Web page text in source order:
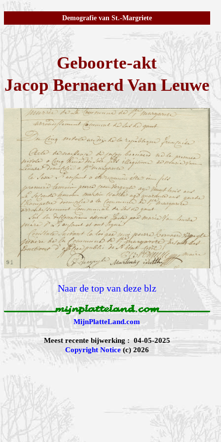
Demografie van St.-Margriete
Geboorte-akt
Jacop Bernaerd Van Leuwe
Naar de top van deze blz
MijnPlatteLand.com
Meest recente bijwerking : 04-05-2025
Copyright Notice(c) 2026